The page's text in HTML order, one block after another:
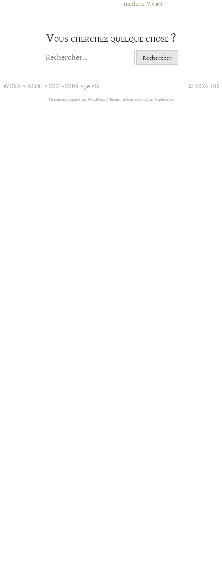
medicis Viviers
Vous cherchez quelque chose ?
Rechercher :
WORK>BLOG> 2004-2009 >Je ris © 2026 HD
Fièrement propulsé par WordPress. Thème : helene-delprat par SophieWeb.